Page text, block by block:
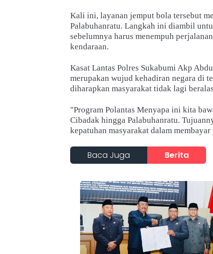
Kali ini, layanan jemput bola tersebut
Palabuhanratu. Langkah ini diambil
sebelumnya harus menempuh
kendaraan.
Kasat Lantas Polres Sukabumi Akp
merupakan wujud kehadiran negara di
diharapkan masyarakat tidak lagi
"Program Polantas Menyapa ini kita
Cibadak hingga Palabuhanratu.
kepatuhan masyarakat dalam
Baca Juga Berita